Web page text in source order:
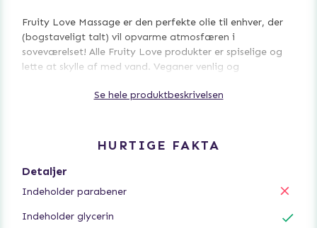
Fruity Love Massage er den perfekte olie til enhver, der
(bogstaveligt talt) vil opvarme atmosfæren i
soveværelset! Alle Fruity Love produkter er spiselige og
lette at skylle af med vand. Veganer venlig og
Se hele produktbeskrivelsen
HURTIGE FAKTA
Detaljer
Indeholder parabener
Indeholder glycerin